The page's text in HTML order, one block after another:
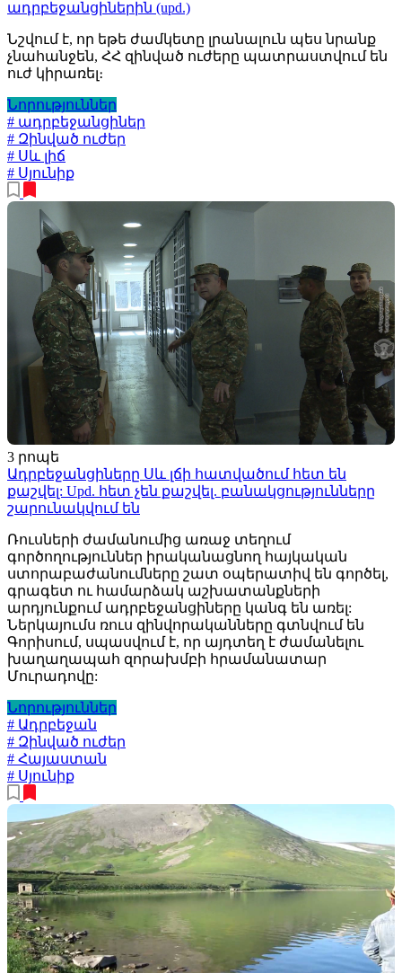
ադրբեջանցիներին (upd.)
Նշվում է, որ եթե ժամկետը լրանալուն պես նրանք
չնահանջեն, ՀՀ զինված ուժերը պատրաստվում են
ուժ կիրառել։
Նորություններ
# ադրբեջանցիներ
# Զինված ուժեր
# Սև լիճ
# Սյունիք
3 րոպե
Ադրբեջանցիները Սև լճի հատվածում հետ են
քաշվել: Upd. հետ չեն քաշվել. բանակցությունները
շարունակվում են
Ռուսների ժամանումից առաջ տեղում
գործողություններ իրականացնող հայկական
ստորաբաժանումները շատ օպերատիվ են գործել,
գրագետ ու համարձակ աշխատանքների
արդյունքում ադրբեջանցիները կանգ են առել:
Ներկայումս ռուս զինվորականները գտնվում են
Գորիսում, սպասվում է, որ այդտեղ է ժամանելու
խաղաղապահ զորախմբի հրամանատար
Մուրադովը:
Նորություններ
# Ադրբեջան
# Զինված ուժեր
# Հայաստան
# Սյունիք